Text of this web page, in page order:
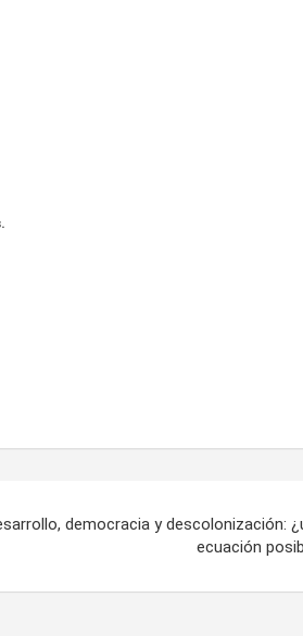
democracia y descolonización:
ecuación